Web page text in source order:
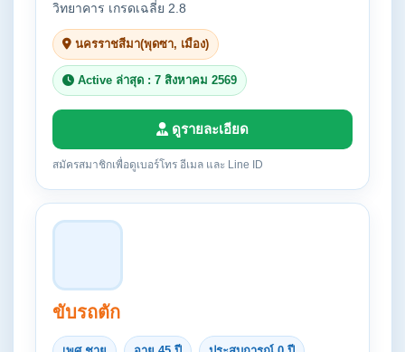
วิทยาคาร เกรดเฉลี่ย 2.8
นครราชสีมา(พุดซา, เมือง)
Active ล่าสุด : 7 สิงหาคม 2569
ดูรายละเอียด
สมัครสมาชิกเพื่อดูเบอร์โทร อีเมล และ Line ID
ขับรถตัก